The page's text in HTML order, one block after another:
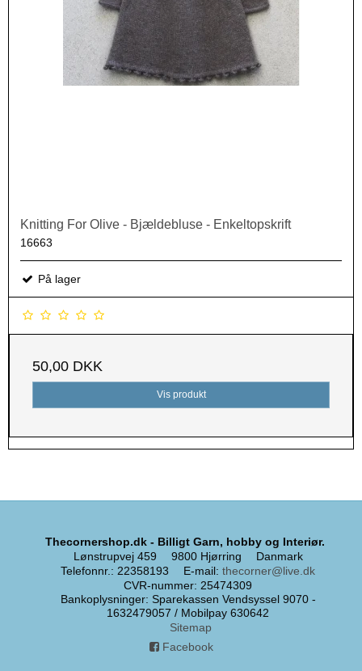
Knitting For Olive - Bjældebluse - Enkeltopskrift
16663
På lager
50,00 DKK
Vis produkt
Thecornershop.dk - Billigt Garn, hobby og Interiør.
Lønstrupvej 459
9800 Hjørring
Danmark
Telefonnr. : 22358193 E-mail: thecorner@live.dk
CVR-nummer: 25474309
Bankoplysninger: Sparekassen Vendsyssel 9070 -
1632479057 / Mobilpay 630642
Sitemap
Facebook